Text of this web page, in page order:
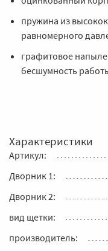
пружина из
равномерного
графитовое
бесшумность
Характеристики
Артикул:
Дворник 1:
Дворник 2:
вид щетки:
производитель: